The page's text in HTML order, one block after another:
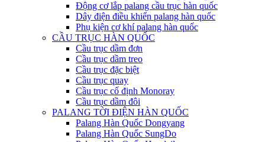
Động cơ lắp palang cầu trục hàn quốc
Dây điện điều khiển palang hàn quốc
Phụ kiện cơ khí palang hàn quốc
CẦU TRỤC HÀN QUỐC
Cầu trục dầm đơn
Cầu trục dầm treo
Cầu trục đặc biệt
Cầu trục quay
Cầu trục cố định Monoray
Cầu trục dầm đôi
PALANG TỜI ĐIỆN HÀN QUỐC
Palang Hàn Quốc Dongyang
Palang Hàn Quốc SungDo